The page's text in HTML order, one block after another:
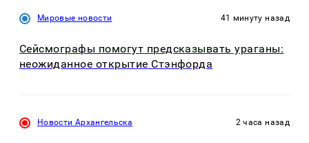
Мировые новости 41 минуту назад
Сейсмографы помогут предсказывать ураганы:
неожиданное открытие Стэнфорда
Новости Архангельска 2 часа назад